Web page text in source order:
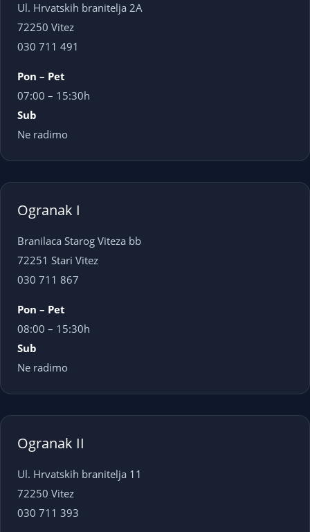
Ul. Hrvatskih branitelja 2A
72250 Vitez
030 711 491
Pon – Pet
07:00 – 15:30h
Sub
Ne radimo
Ogranak I
Branilaca Starog Viteza bb
72251 Stari Vitez
030 711 867
Pon – Pet
08:00 – 15:30h
Sub
Ne radimo
Ogranak II
Ul. Hrvatskih branitelja 11
72250 Vitez
030 711 393